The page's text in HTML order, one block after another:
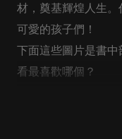
材，奠基輝煌人生
可愛的孩子們！
下面這些圖片是書
看最喜歡哪個？